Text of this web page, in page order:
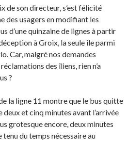
de son directeur, s’est félicité
des usagers en modifiant les
d’une quinzaine de lignes à partir
à Groix, la seule île parmi
Car, malgré nos demandes
des îliens, rien n’a
?
la ligne 11 montre que le bus quitte
et cinq minutes avant l’arrivée
grotesque encore, deux minutes
du temps nécessaire au